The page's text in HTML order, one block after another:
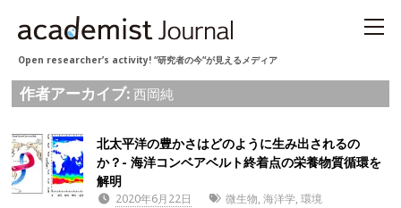
Open researcher’s activity! “研究者の今“が見えるメディア
作者アーカイブ: 西岡純
北太平洋の豊かさはどのように生み出されるの
か？- 海洋コンベアベルト終着点の栄養物質循環を
解明
2020年6月22日 微生物,海洋学,環境